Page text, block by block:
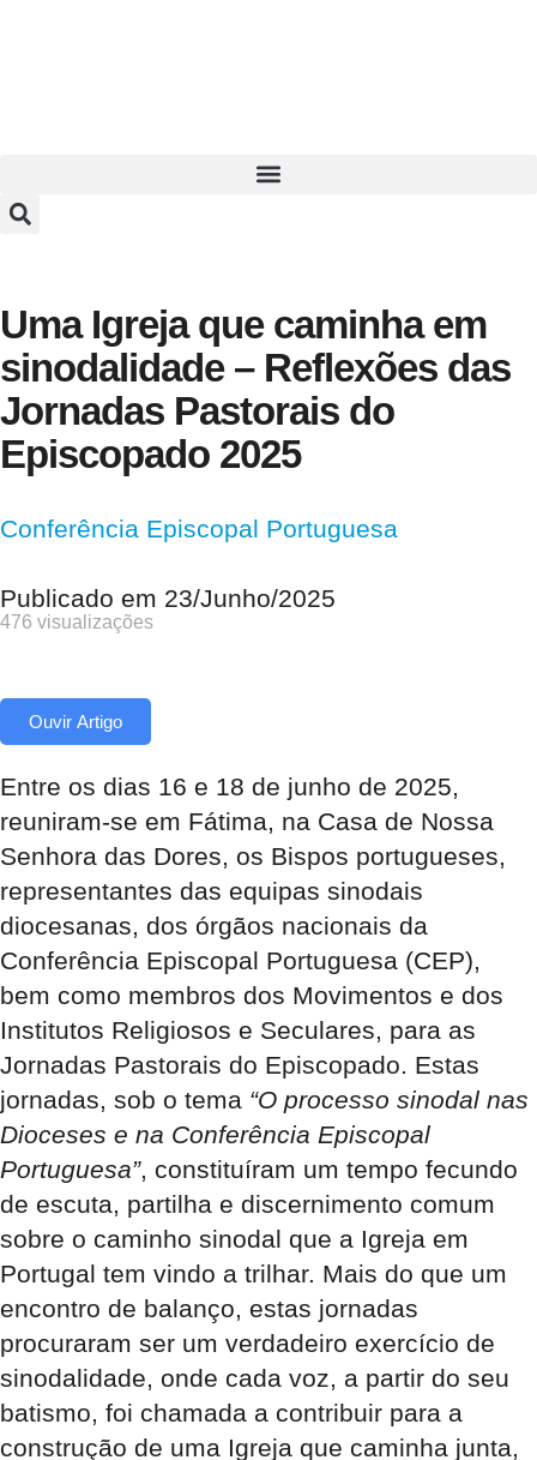
Uma Igreja que caminha em
sinodalidade – Reflexões das
Jornadas Pastorais do
Episcopado 2025
Conferência Episcopal Portuguesa
Publicado em 23/Junho/2025
476 visualizações
Ouvir Artigo
Entre os dias 16 e 18 de junho de 2025,
reuniram-se em Fátima, na Casa de Nossa
Senhora das Dores, os Bispos portugueses,
representantes das equipas sinodais
diocesanas, dos órgãos nacionais da
Conferência Episcopal Portuguesa (CEP),
bem como membros dos Movimentos e dos
Institutos Religiosos e Seculares, para as
Jornadas Pastorais do Episcopado. Estas
jornadas, sob o tema “O processo sinodal nas
Dioceses e na Conferência Episcopal
Portuguesa”, constituíram um tempo fecundo
de escuta, partilha e discernimento comum
sobre o caminho sinodal que a Igreja em
Portugal tem vindo a trilhar. Mais do que um
encontro de balanço, estas jornadas
procuraram ser um verdadeiro exercício de
sinodalidade, onde cada voz, a partir do seu
batismo, foi chamada a contribuir para a
construção de uma Igreja que caminha junta,